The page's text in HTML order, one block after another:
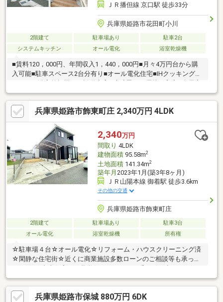
ＪＲ播但線 京口駅 徒歩33分
兵庫県姫路市花田町小川
2階建て 駐車場あり
駐車2台
システムキッチン
オール電化 浴室乾燥機
■賃料120，000円、年間収入1，440，000円■月々4万円台から購
入可能■駐車スペース2台分有り■オール電化住宅■IHクッキングヒ
ーター、浴室乾燥機など設備充実■琉球畳のお洒落な和室■全居室
2面彩光・収納付き■前面道路幅6ｍ■花田小学校徒歩18分、花田中
学校徒歩9分■ス―パー徒歩16分、コンビニ徒歩12分オール電化な
ら火を使わないのでお子様がいても安心です。当物件は投資用物
件です。浴室乾燥機のあるお風呂場は洗濯物を干すときにも便利
です。築年数が気になる方、コチラの物件は、令和2年6月築とな
ります。システムキッチン付きの物件です。
兵庫県姫路市飾東町庄 2,340万円 4LDK
2,340万円
間取り 4LDK
建物面積95.58m2
土地面積141.34m2
築年月 2023年1月(築3年8ヶ月)
ＪＲ山陽本線 御着駅 徒歩3.6km
その他の交通
兵庫県姫路市飾東町庄
2階建て 駐車場あり
駐車3台
オール電化
浴室乾燥機 所有権
☆駐車場４台☆オール電化☆リフォーム・ハウスクリーニング済
☆閑静な住宅街☆近くに商業施設多数ローンのご相談等も承って
なったらまずはお気軽にお問合せ下さい(^▽^)/お待ちしておりま
す☆ハウスドゥ姫路花田 TEL 079-263-8520
兵庫県姫路市保城 880万円 6DK